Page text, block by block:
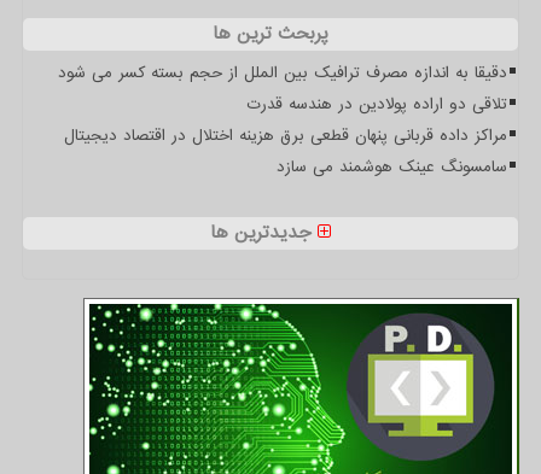
پربحث ترین ها
دقیقا به اندازه مصرف ترافیک بین الملل از حجم بسته کسر می شود
تلاقی دو اراده پولادین در هندسه قدرت
مراکز داده قربانی پنهان قطعی برق هزینه اختلال در اقتصاد دیجیتال
سامسونگ عینک هوشمند می سازد
جدیدترین ها